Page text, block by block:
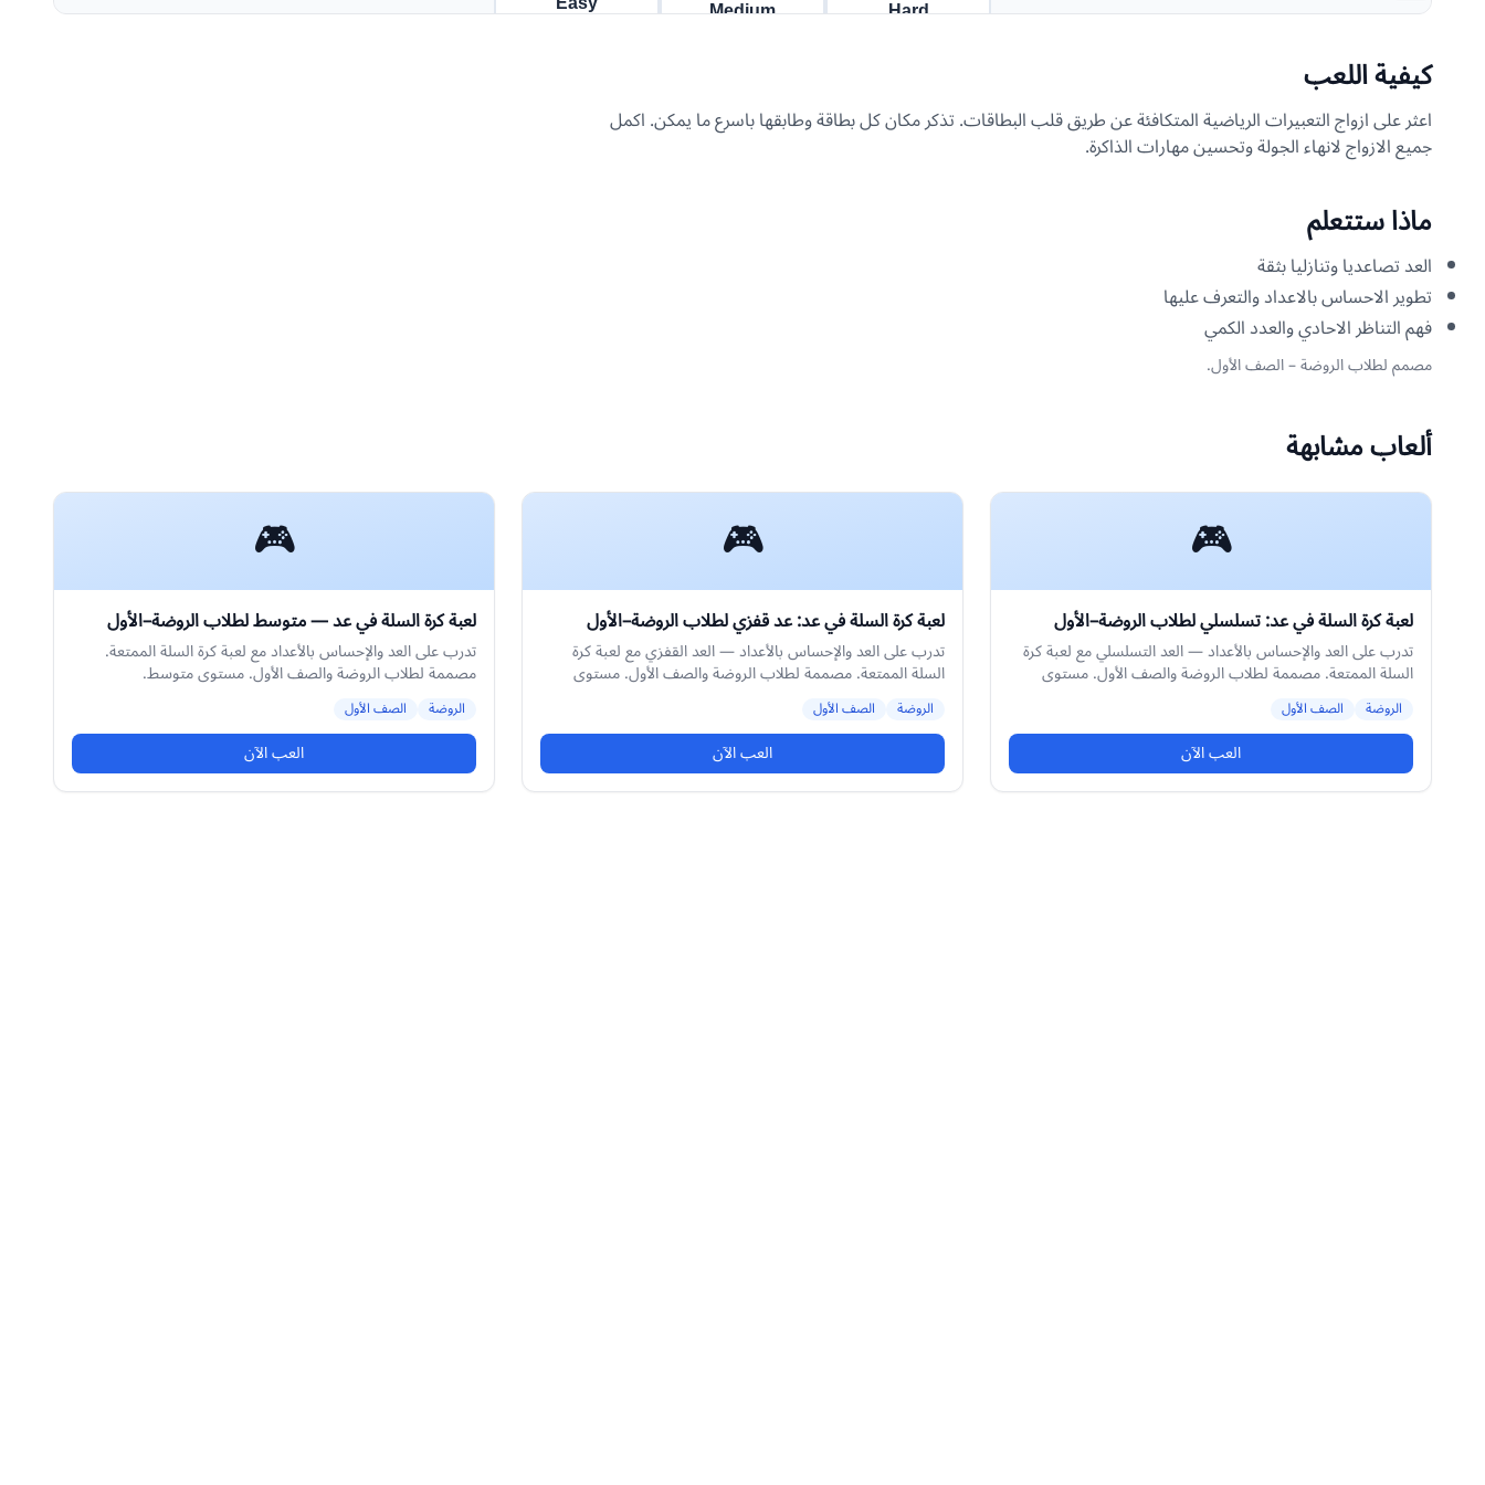
كيفية اللعب
اعثر على ازواج التعبيرات الرياضية المتكافئة عن طريق قلب البطاقات. تذكر مكان كل بطاقة وطابقها باسرع ما يمكن. اكمل
جميع الازواج لانهاء الجولة وتحسين مهارات الذاكرة.
ماذا ستتعلم
العد تصاعديا وتنازليا بثقة
تطوير الاحساس بالاعداد والتعرف عليها
فهم التناظر الاحادي والعدد الكمي
مصمم لطلاب الروضة – الصف الأول.
ألعاب مشابهة
🎮
لعبة كرة السلة في عد: تسلسلي لطلاب الروضة–الأول
تدرب على العد والإحساس بالأعداد — العد التسلسلي مع لعبة كرة
السلة الممتعة. مصممة لطلاب الروضة والصف الأول. مستوى
متوسط.
الروضة الصف الأول
العب الآن
🎮
لعبة كرة السلة في عد: عد قفزي لطلاب الروضة–الأول
تدرب على العد والإحساس بالأعداد — العد القفزي مع لعبة كرة
السلة الممتعة. مصممة لطلاب الروضة والصف الأول. مستوى
متوسط.
الروضة الصف الأول
العب الآن
🎮
لعبة كرة السلة في عد — متوسط لطلاب الروضة–الأول
تدرب على العد والإحساس بالأعداد مع لعبة كرة السلة الممتعة.
مصممة لطلاب الروضة والصف الأول. مستوى متوسط.
الروضة الصف الأول
العب الآن